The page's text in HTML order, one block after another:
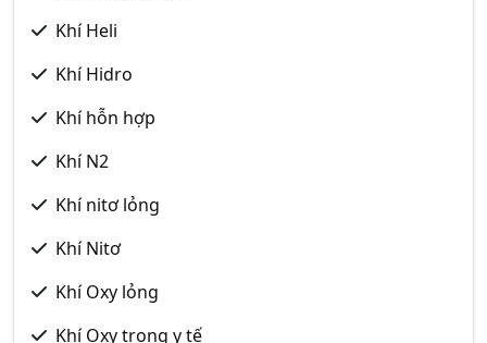
Khí Heli
Khí Hidro
Khí hỗn hợp
Khí N2
Khí nitơ lỏng
Khí Nitơ
Khí Oxy lỏng
Khí Oxy trong y tế